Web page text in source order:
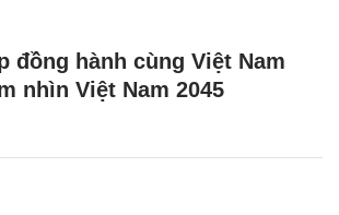
đồng hành cùng Việt Nam
nhìn Việt Nam 2045